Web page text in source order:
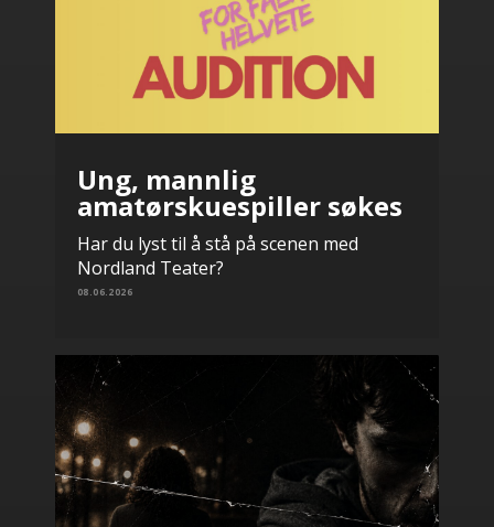
Ung, mannlig
amatørskuespiller søkes
Har du lyst til å stå på scenen med
Nordland Teater?
08.06.2026